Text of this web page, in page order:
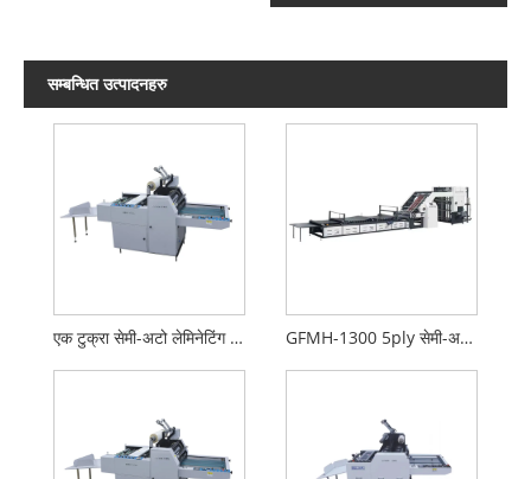
सम्बन्धित उत्पादनहरु
एक टुक्रा सेमी-अटो लेमिनेटिंग मेसिन GFMH-1300 5ply सेमी-अटो फ्लुट ल्यामिनेटर